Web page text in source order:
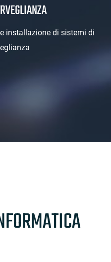
installazione di sistemi di